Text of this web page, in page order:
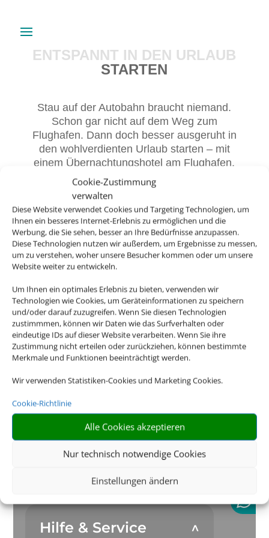
Cookie-Zustimmung
verwalten
Diese Website verwendet Cookies und Targeting Technologien, um
Ihnen ein besseres Internet-Erlebnis zu ermöglichen und die
Werbung, die Sie sehen, besser an Ihre Bedürfnisse anzupassen.
Diese Technologien nutzen wir außerdem, um Ergebnisse zu messen,
um zu verstehen, woher unsere Besucher kommen oder um unsere
Website weiter zu entwickeln.
Um Ihnen ein optimales Erlebnis zu bieten, verwenden wir
Technologien wie Cookies, um Geräteinformationen zu speichern
und/oder darauf zuzugreifen. Wenn Sie diesen Technologien
zustimmmen, können wir Daten wie das Surfverhalten oder
eindeutige IDs auf dieser Website verarbeiten. Wenn Sie ihre
Zustimmung nicht erteilen oder zurückziehen, können bestimmte
Merkmale und Funktionen beeinträchtigt werden.
Wir verwenden Statistiken-Cookies und Marketing Cookies.
Cookie-Richtlinie
Alle Cookies akzeptieren
Nur technisch notwendige Cookies
Einstellungen ändern
ENTSPANNT IN DEN URLAUB
STARTEN
Stau auf der Autobahn braucht niemand.
Schon gar nicht auf dem Weg zum
Flughafen. Dann doch besser ausgeruht in
den wohlverdienten Urlaub starten – mit
einem Übernachtungshotel am Flughafen.
Kontakt
Hilfe & Service